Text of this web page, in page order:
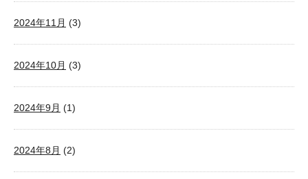
2024年11月 (3)
2024年10月 (3)
2024年9月 (1)
2024年8月 (2)